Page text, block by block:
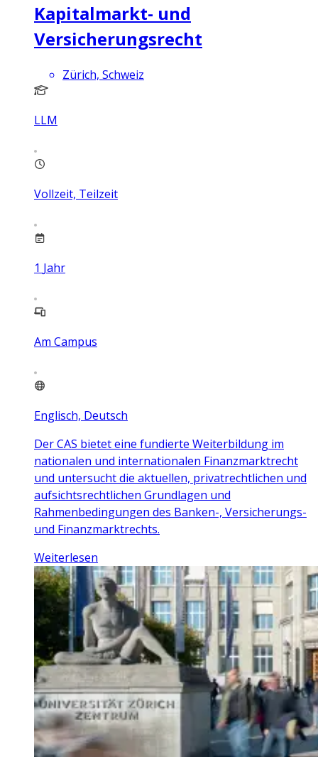
Kapitalmarkt- und
Versicherungsrecht
Zürich, Schweiz
LLM
Vollzeit, Teilzeit
1 Jahr
Am Campus
Englisch, Deutsch
Der CAS bietet eine fundierte Weiterbildung im
nationalen und internationalen Finanzmarktrecht
und untersucht die aktuellen, privatrechtlichen und
aufsichtsrechtlichen Grundlagen und
Rahmenbedingungen des Banken-, Versicherungs-
und Finanzmarktrechts.
Weiterlesen